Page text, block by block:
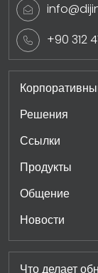
+90 312
Решения
Ссылки
Продукты
Общение
Новости
Что делает